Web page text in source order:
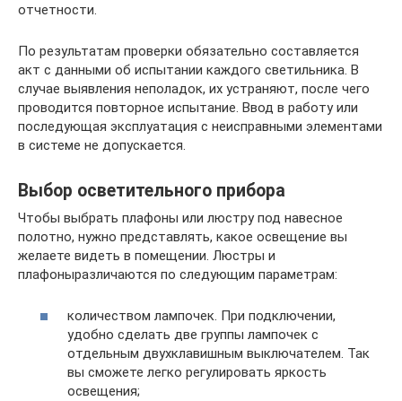
отчетности.
По результатам проверки обязательно составляется
акт с данными об испытании каждого светильника. В
случае выявления неполадок, их устраняют, после чего
проводится повторное испытание. Ввод в работу или
последующая эксплуатация с неисправными элементами
в системе не допускается.
Выбор осветительного прибора
Чтобы выбрать плафоны или люстру под навесное
полотно, нужно представлять, какое освещение вы
желаете видеть в помещении. Люстры и
плафоныразличаются по следующим параметрам:
количеством лампочек. При подключении,
удобно сделать две группы лампочек с
отдельным двухклавишным выключателем. Так
вы сможете легко регулировать яркость
освещения;